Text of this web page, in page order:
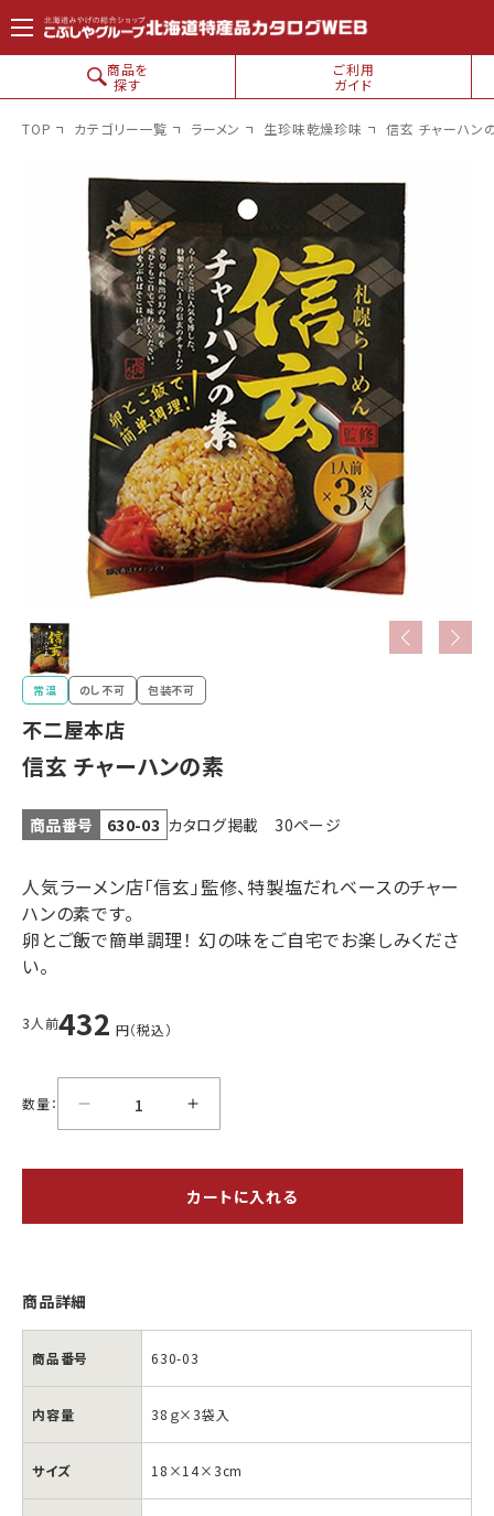
コンテン
ツに進
商品を
探す
ご利用
ガイド
TOP カテゴリー一覧 ラーメン 生珍味乾燥珍味 信玄 チャーハン
常温 のし不可 包装不可
不二屋本店
信玄 チャーハンの素
商品番号 630-03 カタログ掲載 30ページ
人気ラーメン店「信玄」監修、特製塩だれベースのチャー
ハンの素です。
卵とご飯で簡単調理！ 幻の味をご自宅でお楽しみくださ
い。
3人前432 円（税込）
数量：
カートに入れる
商品詳細
商品番号 630-03
内容量 38ｇ×3袋入
サイズ 18×14×3cm